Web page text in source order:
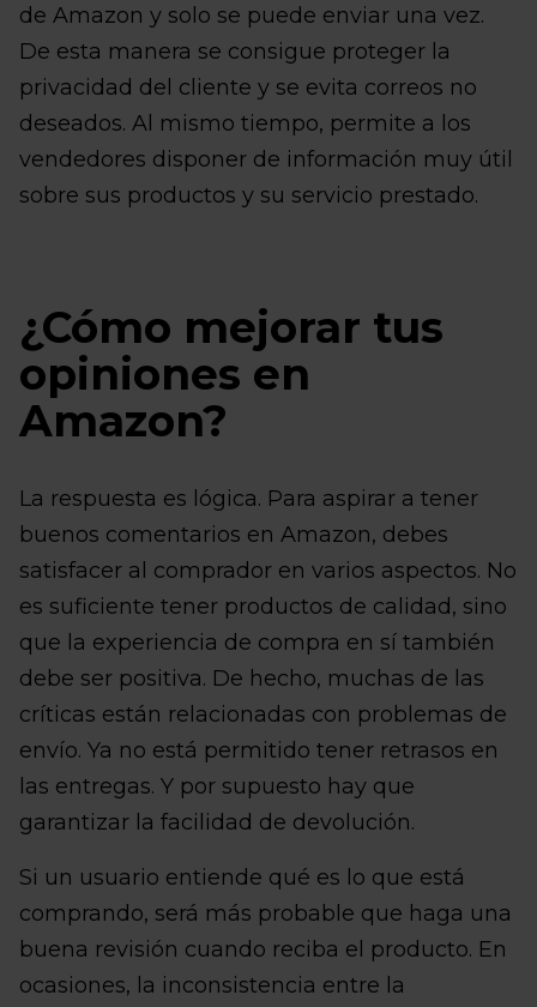
de Amazon y solo se puede enviar una vez.
De esta manera se consigue proteger la
privacidad del cliente y se evita correos no
deseados. Al mismo tiempo, permite a los
vendedores disponer de información muy útil
sobre sus productos y su servicio prestado.
¿Cómo mejorar tus
opiniones en
Amazon?
La respuesta es lógica. Para aspirar a tener
buenos comentarios en Amazon, debes
satisfacer al comprador en varios aspectos. No
es suficiente tener productos de calidad, sino
que la experiencia de compra en sí también
debe ser positiva. De hecho, muchas de las
críticas están relacionadas con problemas de
envío. Ya no está permitido tener retrasos en
las entregas. Y por supuesto hay que
garantizar la facilidad de devolución.
Si un usuario entiende qué es lo que está
comprando, será más probable que haga una
buena revisión cuando reciba el producto. En
ocasiones, la inconsistencia entre la